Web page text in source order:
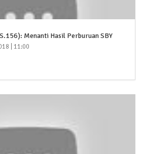
Menanti Hasil Perburuan SBY
| 11:00